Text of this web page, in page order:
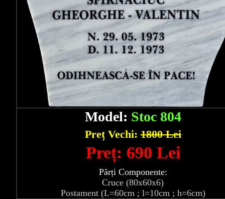
Model: Stoc 804
Preț Vechi:1800 Lei
Preț: 690 Lei
Părți Componente:
Cruce (80x60x6)
Postament (L=60cm ; l=10cm ; h=6cm)